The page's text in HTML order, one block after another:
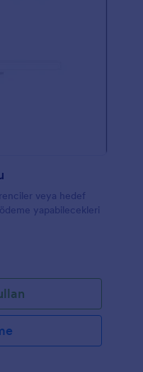
veya hedef
yapabilecekleri